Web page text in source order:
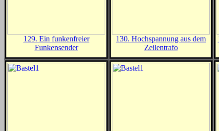
129. Ein funkenfreier
Funkensender
130. Hochspannung aus dem
Zeilentrafo